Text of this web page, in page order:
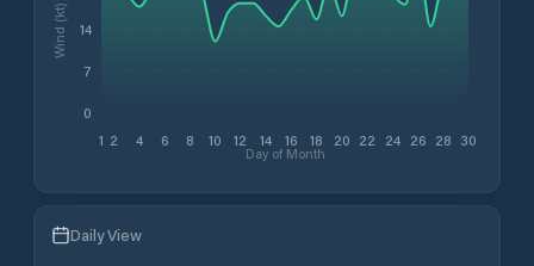
1 2 4 6 8 10 12 14 16 18 20 22 24 26 28 30
Day of Month
0
7
14
Wind (kt)
Daily View